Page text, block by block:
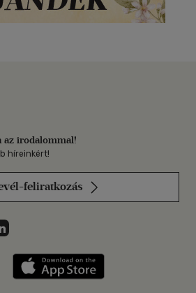
az irodalommal!
híreinkért!
feliratkozás
on
Instagramon
Libri a LinkedInen
applikáció Szerezd meg: Google